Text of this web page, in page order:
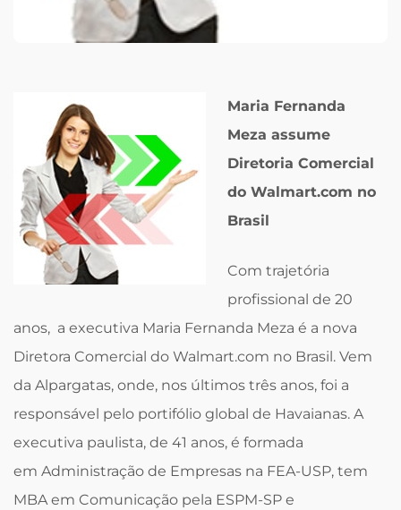
Maria Fernanda
Meza assume
Diretoria Comercial
do Walmart.com no
Brasil
Com trajetória
profissional de 20
anos, a executiva Maria Fernanda Meza é a nova
Diretora Comercial do Walmart.com no Brasil. Vem
da Alpargatas, onde, nos últimos três anos, foi a
responsável pelo portifólio global de Havaianas. A
executiva paulista, de 41 anos, é formada
em Administração de Empresas na FEA-USP, tem
MBA em Comunicação pela ESPM-SP e